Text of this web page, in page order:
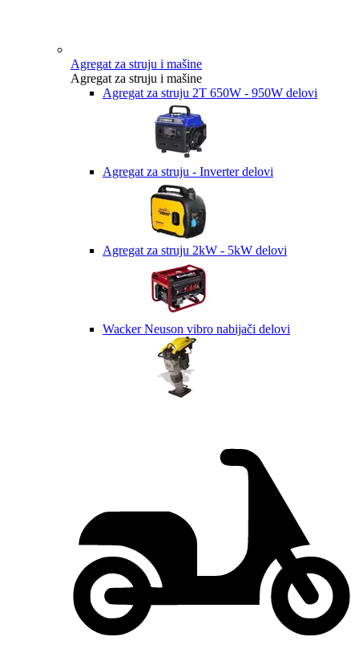
Agregat za struju i mašine
Agregat za struju i mašine
Agregat za struju 2T 650W - 950W delovi
Agregat za struju - Inverter delovi
Agregat za struju 2kW - 5kW delovi
Wacker Neuson vibro nabijači delovi